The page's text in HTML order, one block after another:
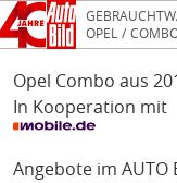
OPEL
Opel Combo aus
In Kooperation mit
Angebote im